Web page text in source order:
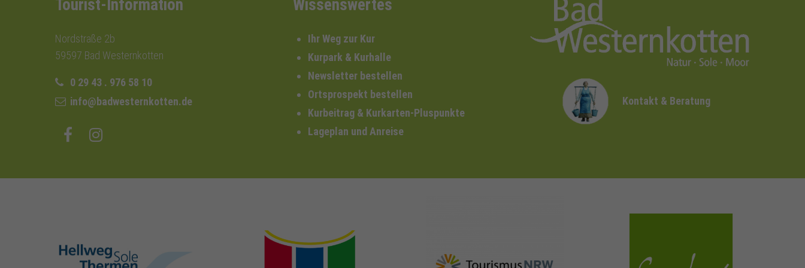
Tourist-Information
Nordstraße 2b
59597 Bad Westernkotten
0 29 43 . 976 58 10
info@badwesternkotten.de
Wissenswertes
Ihr Weg zur Kur
Kurpark & Kurhalle
Newsletter bestellen
Ortsprospekt bestellen
Kurbeitrag & Kurkarten-Pluspunkte
Lageplan und Anreise
Kontakt & Beratung
hellweg-sole-